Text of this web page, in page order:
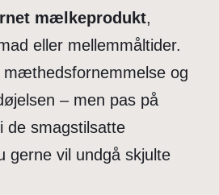
mælkeprodukt,
eller mellemmåltider.
mæthedsfornemmelse og
– men pas på
de smagstilsatte
gerne vil undgå skjulte